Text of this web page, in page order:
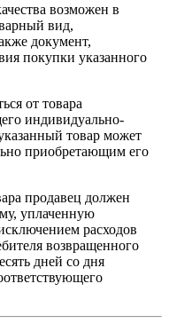
возможен в
вид,
документ,
покупки указанного
от товара
индивидуально-
товар может
приобретающим его
продавец должен
уплаченную
расходов
возвращенного
дней со дня